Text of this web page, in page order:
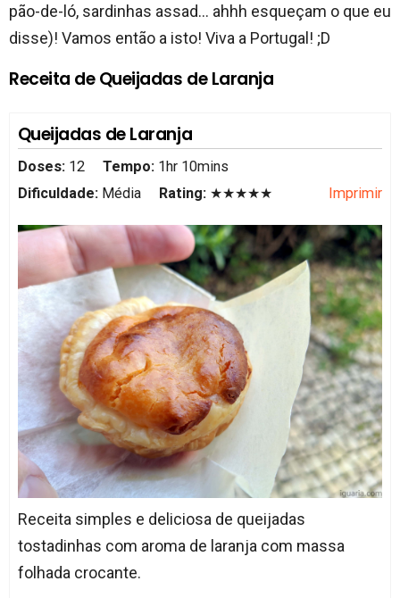
pão-de-ló, sardinhas assad… ahhh esqueçam o que eu
disse)! Vamos então a isto! Viva a Portugal! ;D
Receita de Queijadas de Laranja
Queijadas de Laranja
Doses: 12 Tempo: 1hr 10mins
Dificuldade: Média Rating: ★★★★★ Imprimir
Receita simples e deliciosa de queijadas
tostadinhas com aroma de laranja com massa
folhada crocante.